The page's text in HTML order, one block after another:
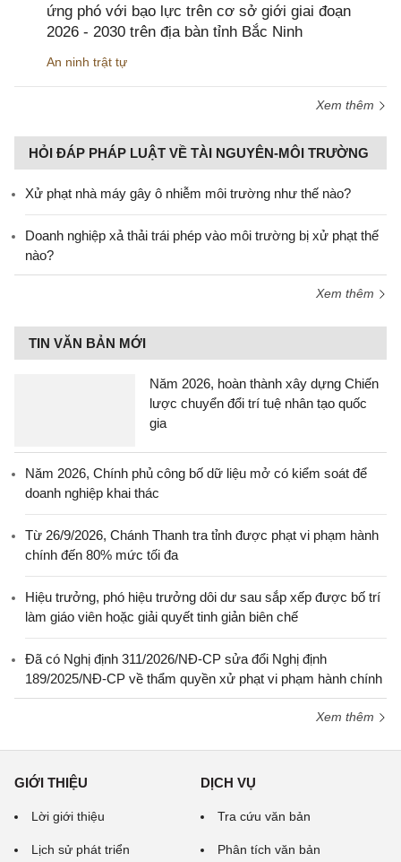
ứng phó với bạo lực trên cơ sở giới giai đoạn
2026 - 2030 trên địa bàn tỉnh Bắc Ninh
An ninh trật tự
Xem thêm
HỎI ĐÁP PHÁP LUẬT VỀ TÀI NGUYÊN-MÔI TRƯỜNG
Xử phạt nhà máy gây ô nhiễm môi trường như thế nào?
Doanh nghiệp xả thải trái phép vào môi trường bị xử phạt thế
nào?
Xem thêm
TIN VĂN BẢN MỚI
Năm 2026, hoàn thành xây dựng Chiến
lược chuyển đổi trí tuệ nhân tạo quốc
gia
Năm 2026, Chính phủ công bố dữ liệu mở có kiểm soát để
doanh nghiệp khai thác
Từ 26/9/2026, Chánh Thanh tra tỉnh được phạt vi phạm hành
chính đến 80% mức tối đa
Hiệu trưởng, phó hiệu trưởng dôi dư sau sắp xếp được bố trí
làm giáo viên hoặc giải quyết tinh giản biên chế
Đã có Nghị định 311/2026/NĐ-CP sửa đổi Nghị định
189/2025/NĐ-CP về thẩm quyền xử phạt vi phạm hành chính
Xem thêm
GIỚI THIỆU
Lời giới thiệu
Lịch sử phát triển
DỊCH VỤ
Tra cứu văn bản
Phân tích văn bản